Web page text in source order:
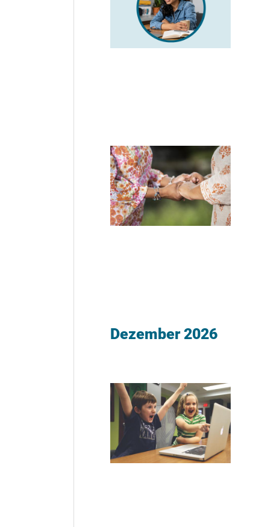
Dezember 2026